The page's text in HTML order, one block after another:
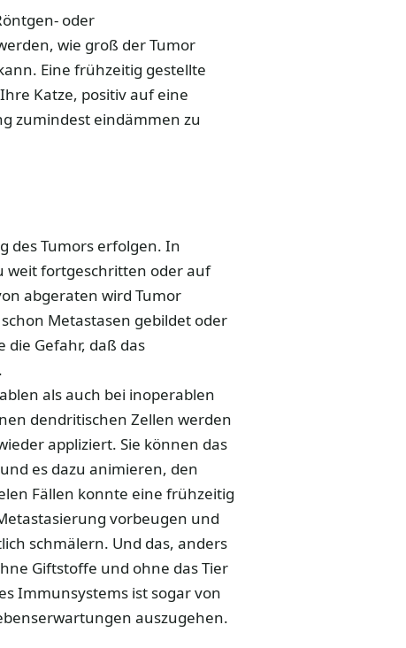
oder
wie groß der Tumor
Eine frühzeitig gestellte
Katze, positiv auf eine
zumindest eindämmen zu
des Tumors erfolgen. In
weit fortgeschritten oder auf
abgeraten wird Tumor
Metastasen gebildet oder
die Gefahr, daß das
als auch bei inoperablen
dendritischen Zellen werden
appliziert. Sie können das
es dazu animieren, den
Fällen konnte eine frühzeitig
vorbeugen und
schmälern. Und das, anders
Giftstoffe und ohne das Tier
Immunsystems ist sogar von
auszugehen.